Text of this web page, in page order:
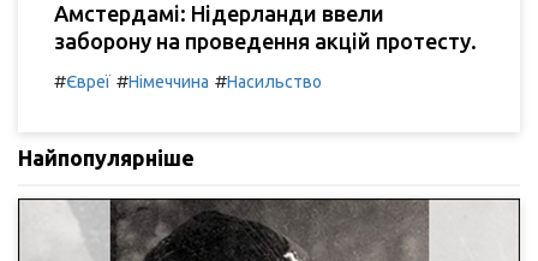
Амстердамі: Нідерланди ввели
заборону на проведення акцій протесту.
#Євреї #Німеччина #Насильство
Найпопулярніше